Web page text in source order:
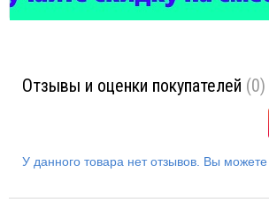
Отзывы и оценки покупателей (0)
У данного товара нет отзывов. Вы